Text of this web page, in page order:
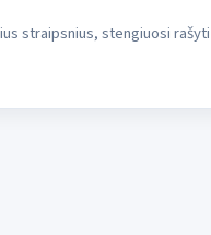
straipsnius, stengiuosi rašyti